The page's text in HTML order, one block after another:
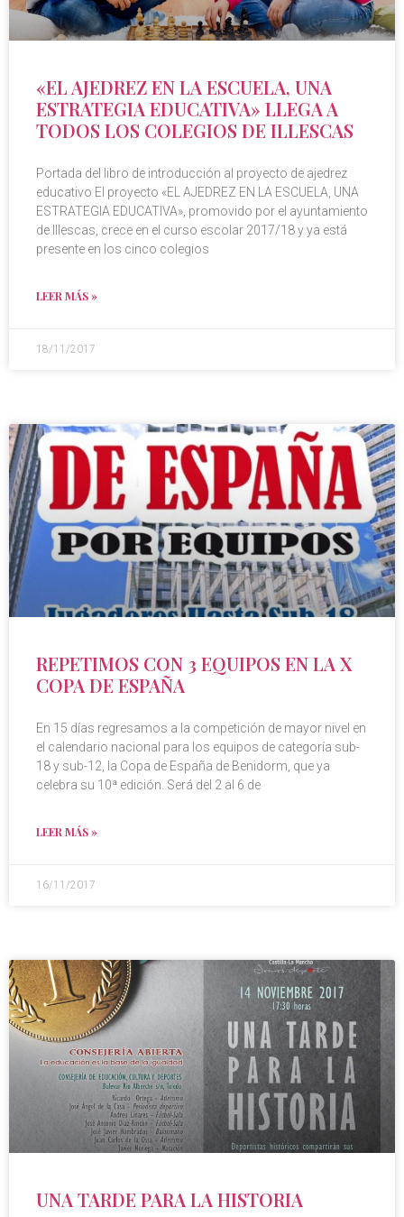
«EL AJEDREZ EN LA ESCUELA, UNA
ESTRATEGIA EDUCATIVA» LLEGA A
TODOS LOS COLEGIOS DE ILLESCAS
Portada del libro de introducción al proyecto de ajedrez
educativo El proyecto «EL AJEDREZ EN LA ESCUELA, UNA
ESTRATEGIA EDUCATIVA», promovido por el ayuntamiento
de Illescas, crece en el curso escolar 2017/18 y ya está
presente en los cinco colegios
LEER MÁS »
18/11/2017
REPETIMOS CON 3 EQUIPOS EN LA X
COPA DE ESPAÑA
En 15 días regresamos a la competición de mayor nivel en
el calendario nacional para los equipos de categoría sub-
18 y sub-12, la Copa de España de Benidorm, que ya
celebra su 10ª edición. Será del 2 al 6 de
LEER MÁS »
16/11/2017
UNA TARDE PARA LA HISTORIA